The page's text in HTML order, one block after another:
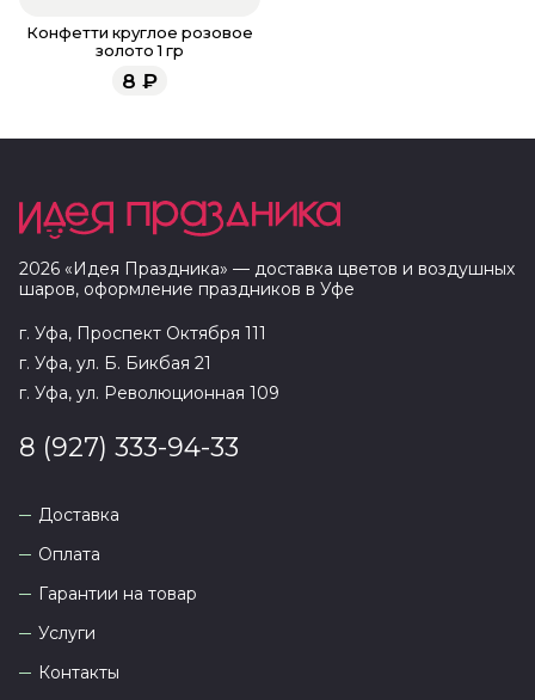
Конфетти круглое розовое
золото 1 гр
8 ₽
2026 «Идея Праздника» — доставка цветов и воздушных
шаров, оформление праздников в Уфе
г. Уфа, Проспект Октября 111
г. Уфа, ул. Б. Бикбая 21
г. Уфа, ул. Революционная 109
8 (927) 333-94-33
Доставка
Оплата
Гарантии на товар
Услуги
Контакты